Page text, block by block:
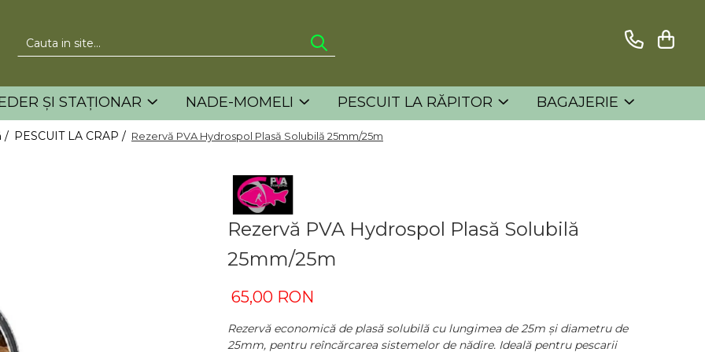
ȘI STAȚIONAR NADE-MOMELI PESCUIT LA RĂPITOR BAGAJERIE
/ PESCUIT LA CRAP / Rezervă PVA Hydrospol Plasă Solubilă 25mm/25m
Rezervă PVA Hydrospol Plasă Solubilă
25mm/25m
65,00 RON
Rezervă economică de plasă solubilă cu lungimea de 25m și diametru de
25mm, pentru reîncărcarea sistemelor de nădire. Ideală pentru pescarii